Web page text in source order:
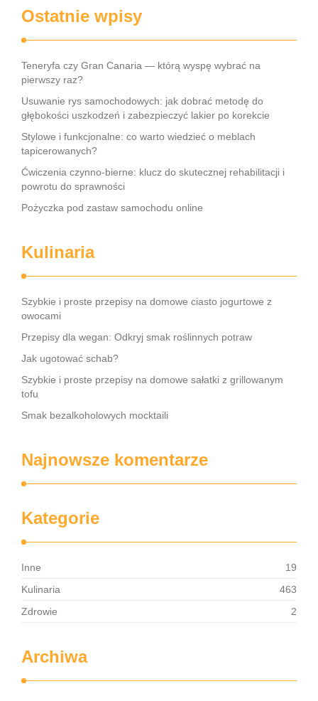
Ostatnie wpisy
Teneryfa czy Gran Canaria — którą wyspę wybrać na
pierwszy raz?
Usuwanie rys samochodowych: jak dobrać metodę do
głębokości uszkodzeń i zabezpieczyć lakier po korekcie
Stylowe i funkcjonalne: co warto wiedzieć o meblach
tapicerowanych?
Ćwiczenia czynno-bierne: klucz do skutecznej rehabilitacji i
powrotu do sprawności
Pożyczka pod zastaw samochodu online
Kulinaria
Szybkie i proste przepisy na domowe ciasto jogurtowe z
owocami
Przepisy dla wegan: Odkryj smak roślinnych potraw
Jak ugotować schab?
Szybkie i proste przepisy na domowe sałatki z grillowanym
tofu
Smak bezalkoholowych mocktaili
Najnowsze komentarze
Kategorie
Inne
19
Kulinaria
463
Zdrowie
2
Archiwa